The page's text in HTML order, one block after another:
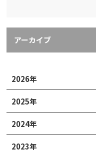
アーカイブ
2026年
2025年
2024年
2023年